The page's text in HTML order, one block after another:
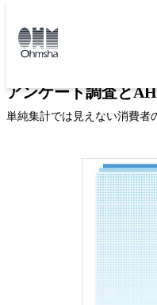
トップ
アンケート調査と
単純集計では見えない消費者